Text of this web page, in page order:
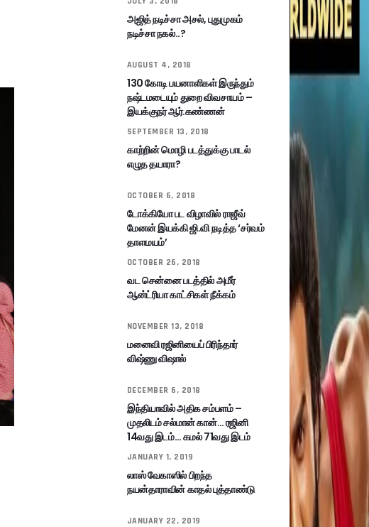
அஜித் நடிச்சா அசல், புதுமுகம்
நடிச்சா நகல்..?
AUGUST 4, 2018
130 கோடி பயனாளிகள் இருந்தும்
நஷ்டமடையும் துறை விவசாயம் –
இயக்குநர் ஆர்.கண்ணன்
SEPTEMBER 13, 2018
காற்றின் மொழி படத்துக்கு பாடல்
எழுத தயாரா?
OCTOBER 6, 2018
டோக்கியோ பட விழாவில் ராஜீவ்
மேனன் இயக்கி ஜி.வி நடித்த ‘சர்வம்
தாளமயம்’
OCTOBER 26, 2018
வட சென்னை படத்தில் அமீர்
ஆன்ட்ரியா காட்சிகள் நீக்கம்
NOVEMBER 13, 2018
மனைவி ரஜினியைப் பிரிந்தார்
விஷ்ணு விஷால்
DECEMBER 6, 2018
இந்தியாவில் அதிக சம்பளம் –
முதலிடம் சல்மான் கான்… ரஜினி
14வது இடம்… கமல் 71வது இடம்
JANUARY 1, 2019
லாஸ் வேகாஸில் பிறந்த
நயன்தாராவின் காதல் புத்தாண்டு
JANUARY 22, 2019